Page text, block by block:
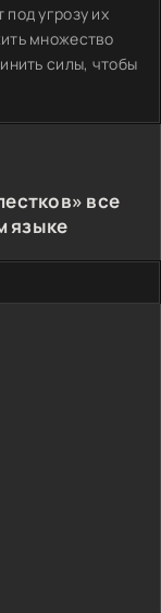
угрозу их
множество
силы, чтобы
все
языке